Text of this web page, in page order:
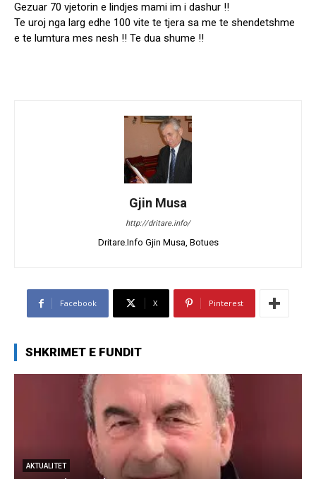
Gezuar 70 vjetorin e lindjes mami im i dashur !!
Te uroj nga larg edhe 100 vite te tjera sa me te shendetshme
e te lumtura mes nesh !! Te dua shume !!
Gjin Musa
http://dritare.info/
Dritare.Info Gjin Musa, Botues
Facebook X Pinterest
SHKRIMET E FUNDIT
AKTUALITET